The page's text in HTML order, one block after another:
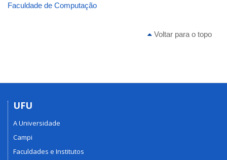
Faculdade de Computação
Voltar para o topo
UFU
A Universidade
Campi
Faculdades e Institutos